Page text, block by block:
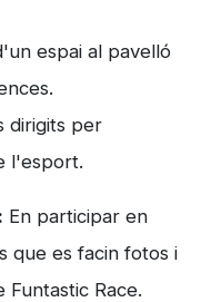
espai al pavelló
dirigits per
l'esport.
En participar en
que es facin fotos i
Race.